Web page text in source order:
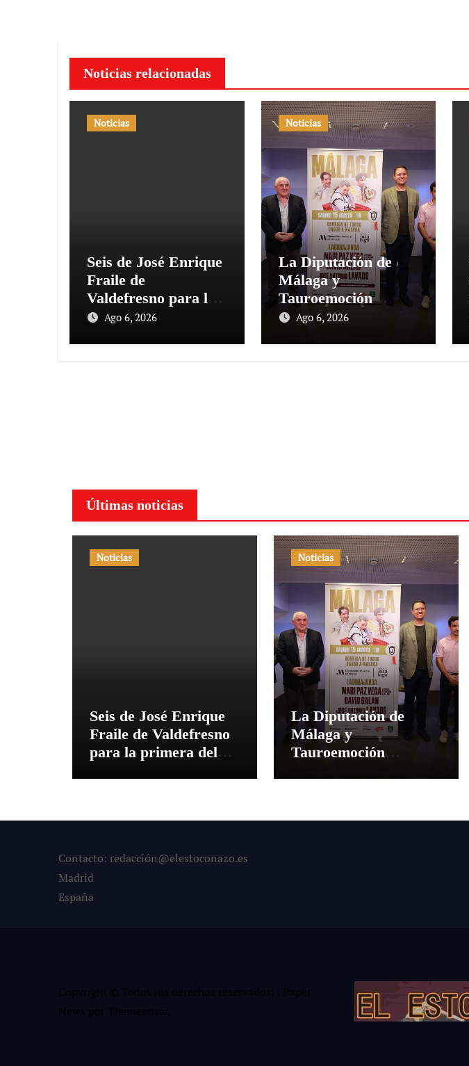
Noticias relacionadas
Noticias
Seis de José Enrique
Fraile de
Valdefresno para la
primera del mes de
Ago 6, 2026
Noticias
La Diputación de
Málaga y
Tauroemoción
presentan la corrida
Ago 6, 2026
Últimas noticias
Noticias
Seis de José Enrique
Fraile de Valdefresno
para la primera del
Noticias
La Diputación de
Málaga y
Tauroemoción
Contacto: redacción@elestoconazo.es
Madrid
España